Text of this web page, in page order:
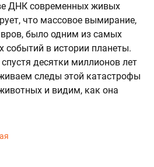
ДНК современных живых
что массовое вымирание,
было одним из самых
событий в истории планеты.
десятки миллионов лет
следы этой катастрофы
и видим, как она